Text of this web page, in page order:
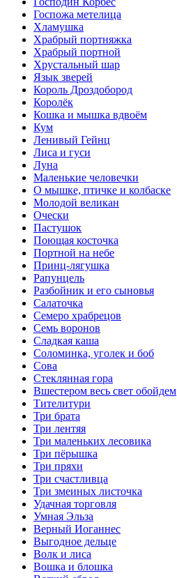
Госпожа метелица
Хламушка
Храбрый портняжка
Храбрый портной
Хрустальный шар
Язык зверей
Король Дроздобород
Королёк
Кошка и мышка вдвоём
Кум
Ленивый Гейнц
Лиса и гуси
Луна
Маленькие человечки
О мышке, птичке и колбаске
Молодой великан
Очески
Пастушок
Поющая косточка
Портной на небе
Принц-лягушка
Рапунцель
Разбойник и его сыновья
Салаточка
Семеро храбрецов
Семь воронов
Сладкая каша
Соломинка, уголек и боб
Сова
Стеклянная гора
Вшестером весь свет обойдем
Тителитури
Три брата
Три лентяя
Три маленьких лесовика
Три пёрышка
Три пряхи
Три счастливца
Три змеиных листочка
Удачная торговля
Умная Эльза
Верный Иоганнес
Выгодное дельце
Волк и лиса
Вошка и блошка